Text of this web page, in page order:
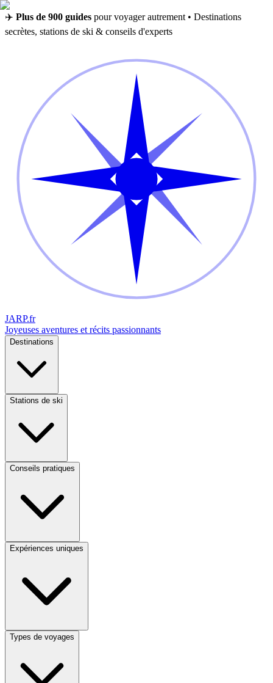
✈️ Plus de 900 guides pour voyager autrement • Destinations
secrètes, stations de ski & conseils d'experts
JARP.fr
Joyeuses aventures et récits passionnants
Destinations
Stations de ski
Conseils pratiques
Expériences uniques
Types de voyages